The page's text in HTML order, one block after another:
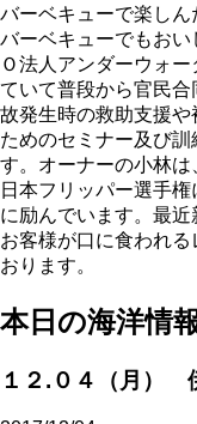
バーベキューで楽し
バーベキューでもおい
Ｏ法人アンダーウォ
ていて普段から官民
故発生時の救助支援
ためのセミナー及び
す。オーナーの小林
日本フリッパー選手
に励んでいます。最
お客様が口に食われ
おります。
本日の海洋情
１２.０４（月）